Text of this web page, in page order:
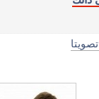
تصويتا